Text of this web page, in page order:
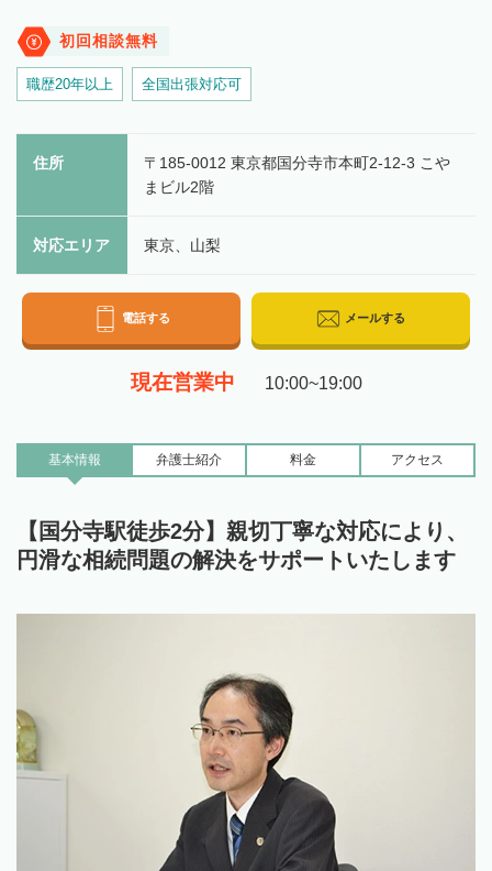
初回相談無料
職歴20年以上 全国出張対応可
住所
〒185-0012 東京都国分寺市本町2-12-3 こや
まビル2階
対応エリア 東京、山梨
電話する メールする
現在営業中 10:00~19:00
基本情報 弁護士紹介 料金 アクセス
【国分寺駅徒歩2分】親切丁寧な対応により、
円滑な相続問題の解決をサポートいたします